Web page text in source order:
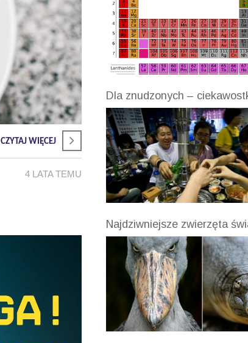
CZYTAJ WIĘCEJ
4 LATA TEMU
Dla znudzonych –
Najdziwniejsze zwierzęta